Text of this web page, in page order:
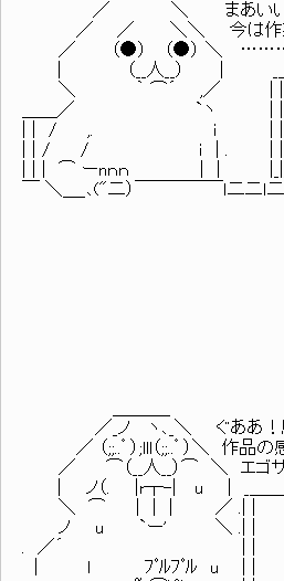
／ ＼ まあいい
／ ／ ＼＼ 今は作業に
／ （●） （●） ＼
| （__人__） | _＿＿＿
＼ ｀ ⌒´
＿＿／ `
| | / ,.
| | / / ｉ
| | | ⌒ ーnｎｎ | | |_|_＿＿
￣ ＼＿_､("二）￣￣￣￣￣ｌ二二ｌ
／_ノ ヽ､_＼ ぐああ！駄
／ （;;..゜）;lll（;;..゜）＼ 作品の
／ ⌒（__人__）⌒ ＼ エゴサ
| ノ（. |r┬-| u | _＿＿＿
＼ ⌒ | | |
ノ u `ー'
. ／´
| ｌ ﾌﾟﾙﾌﾟ